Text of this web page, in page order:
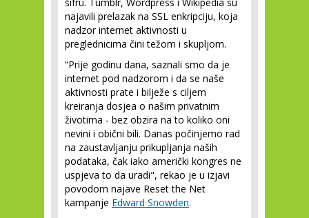
najavili prelazak na SSL enkripciju, koja
nadzor internet aktivnosti u
preglednicima čini težom i skupljom.
“Prije godinu dana, saznali smo da je
internet pod nadzorom i da se naše
aktivnosti prate i bilježe s ciljem
kreiranja dosjea o našim privatnim
životima - bez obzira na to koliko oni
nevini i obični bili. Danas počinjemo rad
na zaustavljanju prikupljanja naših
podataka, čak iako američki kongres ne
uspjeva to da uradi", rekao je u izjavi
povodom najave Reset the Net
kampanje Edward Snowden.